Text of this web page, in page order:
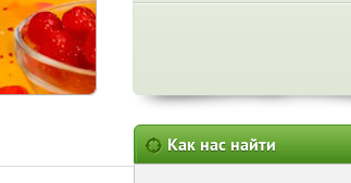
Как нас найти